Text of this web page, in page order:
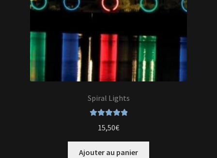
Spiral Lights
5
15,50€
Ajouter au panier